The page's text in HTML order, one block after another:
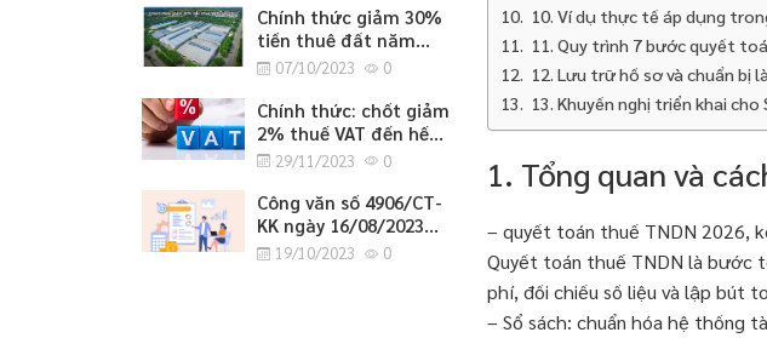
Chính thức giảm 30%
tiền thuê đất năm
202307/10/2023 0
Chính thức: chốt giảm
2% thuế VAT đến hết
tháng 6/2024
29/11/2023 0
Công văn số 4906/CT-
KK ngày 16/08/2023
của cục thuế tỉnh
19/10/2023 0
10. Ví dụ thực tế áp dụng
11. Quy trình 7 bước quyết
12. Lưu trữ hồ sơ và chuẩn bị
13. Khuyến nghị triển khai cho
1. Tổng quan và
– quyết toán thuế TNDN 2026,
Quyết toán thuế TNDN là bước
phí, đối chiếu số liệu và lập bút
– Sổ sách: chuẩn hóa hệ thống